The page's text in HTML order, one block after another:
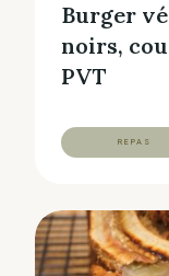
Burger
noirs,
PVT
REPAS